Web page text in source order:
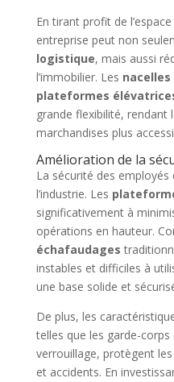
En tirant profit de
entreprise peut non
logistique, mais aussi
l’immobilier. Les
plateformes
grande flexibilité, rendant
marchandises plus
Amélioration de la
La sécurité des
l’industrie. Les
significativement à
opérations en hauteur.
échafaudages
instables et difficiles à
une base solide et
De plus, les
telles que les garde-
verrouillage, protègent
et accidents. En